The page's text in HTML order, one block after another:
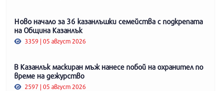
Ново начало за 36 казанлъшки семейства с подкрепата
на Община Казанлък
3359 | 05 август 2026
В Казанлък маскиран мъж нанесе побой на охранител по
време на дежурство
2597 | 05 август 2026